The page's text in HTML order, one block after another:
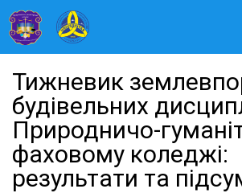
Тижневик
будівельних
Природничо-
фаховому коледжі:
результати та